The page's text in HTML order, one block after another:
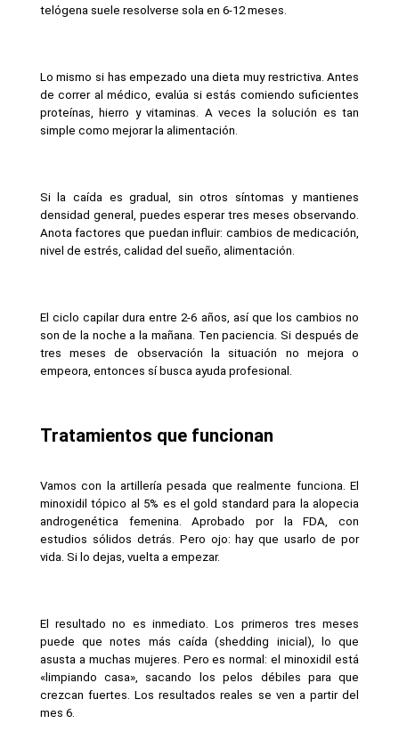
telógena suele resolverse sola en 6-12 meses.
Lo mismo si has empezado una dieta muy restrictiva. Antes
de correr al médico, evalúa si estás comiendo suficientes
proteínas, hierro y vitaminas. A veces la solución es tan
simple como mejorar la alimentación.
Si la caída es gradual, sin otros síntomas y mantienes
densidad general, puedes esperar tres meses observando.
Anota factores que puedan influir: cambios de medicación,
nivel de estrés, calidad del sueño, alimentación.
El ciclo capilar dura entre 2-6 años, así que los cambios no
son de la noche a la mañana. Ten paciencia. Si después de
tres meses de observación la situación no mejora o
empeora, entonces sí busca ayuda profesional.
Tratamientos que funcionan
Vamos con la artillería pesada que realmente funciona. El
minoxidil tópico al 5% es el gold standard para la alopecia
androgenética femenina. Aprobado por la FDA, con
estudios sólidos detrás. Pero ojo: hay que usarlo de por
vida. Si lo dejas, vuelta a empezar.
El resultado no es inmediato. Los primeros tres meses
puede que notes más caída (shedding inicial), lo que
asusta a muchas mujeres. Pero es normal: el minoxidil está
«limpiando casa», sacando los pelos débiles para que
crezcan fuertes. Los resultados reales se ven a partir del
mes 6.